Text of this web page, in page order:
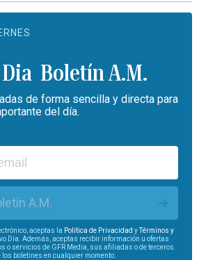
Boletín A.M.
de forma sencilla y directa para
del día.
A.M.
aceptas la Política de Privacidad yTérminos y
Día. Además, aceptas recibir información u ofertas
o servicios de GFR Media, sus afiliadas o de terceros.
boletines en cualquier momento.